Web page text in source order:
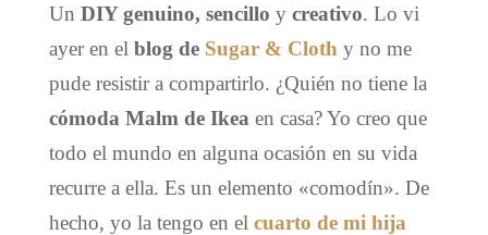
Un DIY genuino, sencillo y creativo. Lo vi
ayer en el blog deSugar & Cloth y no me
pude resistir a compartirlo. ¿Quién no tiene la
cómoda Malm de Ikea en casa? Yo creo que
todo el mundo en alguna ocasión en su vida
recurre a ella. Es un elemento «comodín». De
hecho, yo la tengo en el cuarto de mi hija